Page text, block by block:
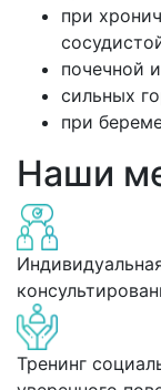
при
почечной
сильных
при
Наши
Тренинг